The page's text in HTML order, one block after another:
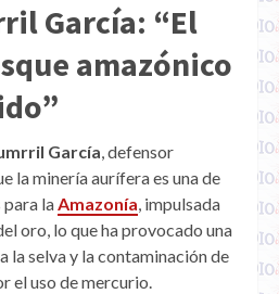
García: “El
amazónico
García, defensor
la minería aurífera es una de
para laAmazonía, impulsada
oro, lo que ha provocado una
la selva y la contaminación de
el uso de mercurio.